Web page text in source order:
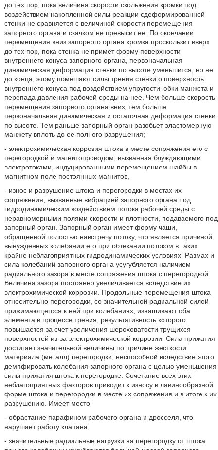
до тех пор, пока величина скорости скольжения кромки под
воздействием накопленной силы реакции сдеформированной
стенки не сравняется с величиной скорости перемещения
запорного органа и скачком не превысит ее. По окончании
перемещения вниз запорного органа кромка проскользит вверх
до тех пор, пока стенка не примет форму поверхности
внутреннего конуса запорного органа, первоначальная
динамическая деформация стенки по высоте уменьшится, но не
до конца, этому помешают силы трения стенки о поверхность
внутреннего конуса под воздействием упругости юбки манжета и
перепада давления рабочей среды на нее. Чем больше скорость
перемещения запорного органа вниз, тем больше
первоначальная динамическая и остаточная деформация стенки
по высоте. Тем раньше запорный орган разобьет эластомерную
манжету вплоть до ее полного разрушения;
- электрохимическая коррозия штока в месте сопряжения его с
перегородкой и магнитопроводом, вызванная блуждающими
электротоками, индуцированными перемещением шайбы в
магнитном поле постоянных магнитов,
- износ и разрушение штока и перегородки в местах их
сопряжения, вызванные вибрацией запорного органа под
гидродинамическим воздействием потока рабочей среды с
неравномерными полями скорости и плотности, подаваемого под
запорный орган. Запорный орган имеет форму чаши,
обращенной полостью навстречу потоку, что является причиной
вынужденных колебаний его при обтекании потоком в таких
крайне неблагоприятных гидродинамических условиях. Размах и
сила колебаний запорного органа усугубляется наличием
радиального зазора в месте сопряжения штока с перегородкой.
Величина зазора постоянно увеличивается вследствие их
электрохимической коррозии. Продольные перемещения штока
относительно перегородки, со значительной радиальной силой
прижимающегося к ней при колебаниях, изнашивают оба
элемента в процессе трения, результативность которого
повышается за счет увеличения шероховатости трущихся
поверхностей из-за электрохимической коррозии. Сила прижатия
достигает значительной величины по причине жесткости
материала (металл) перегородки, неспособной вследствие этого
демпфировать колебания запорного органа с целью уменьшения
силы прижатия штока к перегородке. Сочетание всех этих
неблагоприятных факторов приводит к износу в лавинообразной
форме штока и перегородки в месте их сопряжения и в итоге к их
разрушению. Имеет место:
- обрастание парафином рабочего органа и дросселя, что
нарушает работу клапана;
- значительные радиальные нагрузки на перегородку от штока